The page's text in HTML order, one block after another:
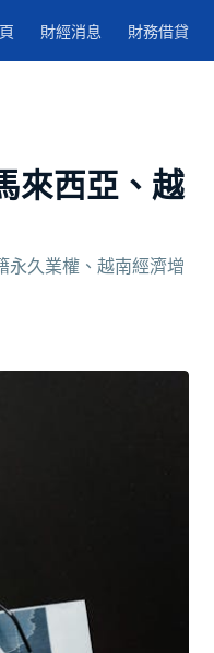
財經消息 財務借貸
來西亞、越
永久業權、越南經濟增